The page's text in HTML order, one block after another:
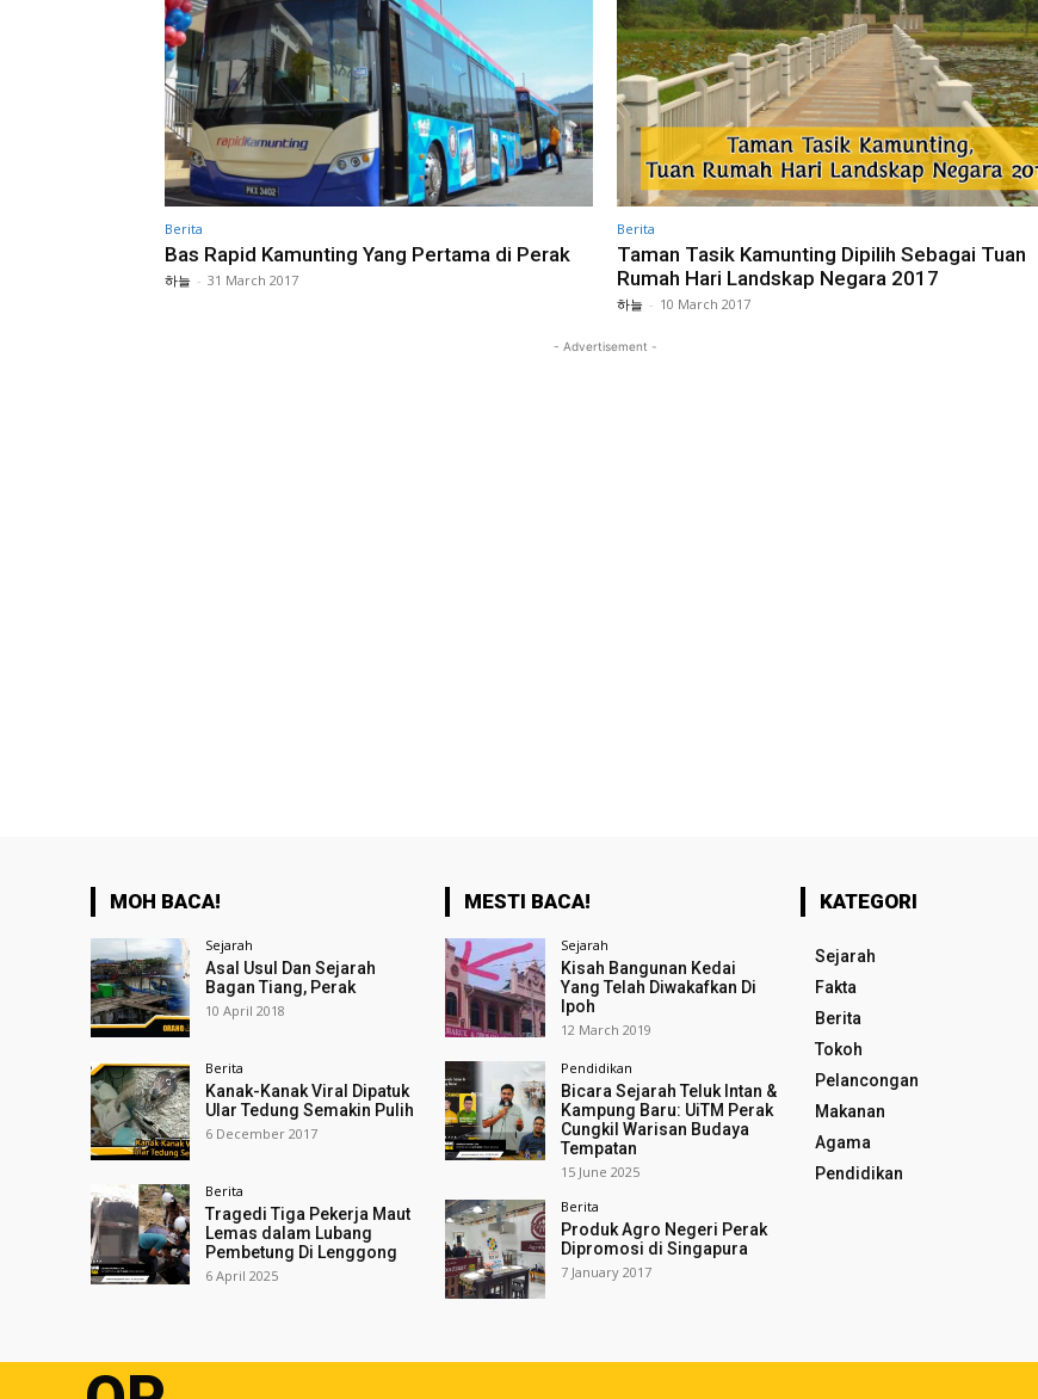
Berita
Bas Rapid Kamunting Yang Pertama di Perak
하늘 - 31 March 2017
Berita
Taman Tasik Kamunting Dipilih Sebagai Tuan
Rumah Hari Landskap Negara 2017
하늘 - 10 March 2017
- Advertisement -
MOH BACA!
Sejarah
Asal Usul Dan Sejarah
Bagan Tiang, Perak
10 April 2018
Berita
Kanak-Kanak Viral Dipatuk
Ular Tedung Semakin Pulih
6 December 2017
Berita
Tragedi Tiga Pekerja Maut
Lemas dalam Lubang
Pembetung Di Lenggong
6 April 2025
MESTI BACA!
Sejarah
Kisah Bangunan Kedai
Yang Telah Diwakafkan Di
Ipoh
12 March 2019
Pendidikan
Bicara Sejarah Teluk Intan &
Kampung Baru: UiTM Perak
Cungkil Warisan Budaya
Tempatan
15 June 2025
Berita
Produk Agro Negeri Perak
Dipromosi di Singapura
7 January 2017
KATEGORI
Sejarah
Fakta
Berita
Tokoh
Pelancongan
Makanan
Agama
Pendidikan